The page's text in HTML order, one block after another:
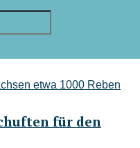
für den